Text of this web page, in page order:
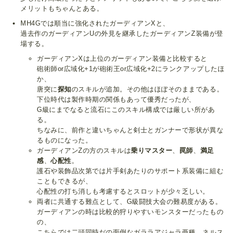
メリットもちゃんとある。
MH4Gでは順当に強化されたガーディアンXと、
過去作のガーディアンUの外見を継承したガーディアンZ装備が登
場する。
ガーディアンXは上位のガーディアン装備と比較すると
砲術師or広域化+1が砲術王or広域化+2にランクアップしたほ
か、
唐突に探知のスキルが追加。その他はほぼそのままである。
下位時代は製作時期の関係もあって優秀だったが、
G級にまでなると流石にこのスキル構成では厳しい所があ
る。
ちなみに、前作と違いちゃんと剣士とガンナーで形状が異な
るものになった。
ガーディアンZの方のスキルは乗りマスター、 罠師、 満足
感、心配性。
護石や装飾品次第では片手剣あたりのサポート系装備に組む
こともできるが、
心配性の打ち消しも考慮するとスロットが少々乏しい。
両者に共通する難点として、G級闘技大会の難易度がある。
ガーディアンの時は比較的狩りやすいモンスターだったもの
の、